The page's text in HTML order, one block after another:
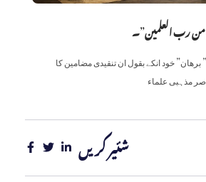
من رب العلمین”۔
خود انکے بقول ان تنقیدی مضامین کا
مذہبی علماء
شئیر کریں